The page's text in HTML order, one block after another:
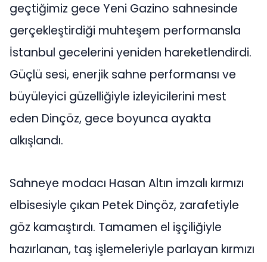
geçtiğimiz gece Yeni Gazino sahnesinde
gerçekleştirdiği muhteşem performansla
İstanbul gecelerini yeniden hareketlendirdi.
Güçlü sesi, enerjik sahne performansı ve
büyüleyici güzelliğiyle izleyicilerini mest
eden Dinçöz, gece boyunca ayakta
alkışlandı.
Sahneye modacı Hasan Altın imzalı kırmızı
elbisesiyle çıkan Petek Dinçöz, zarafetiyle
göz kamaştırdı. Tamamen el işçiliğiyle
hazırlanan, taş işlemeleriyle parlayan kırmızı